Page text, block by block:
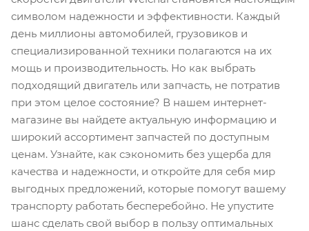
символом надежности и эффективности. Каждый
день миллионы автомобилей, грузовиков и
специализированной техники полагаются на их
мощь и производительность. Но как выбрать
подходящий двигатель или запчасть, не потратив
при этом целое состояние? В нашем интернет-
магазине вы найдете актуальную информацию и
широкий ассортимент запчастей по доступным
ценам. Узнайте, как сэкономить без ущерба для
качества и надежности, и откройте для себя мир
выгодных предложений, которые помогут вашему
транспорту работать бесперебойно. Не упустите
шанс сделать свой выбор в пользу оптимальных